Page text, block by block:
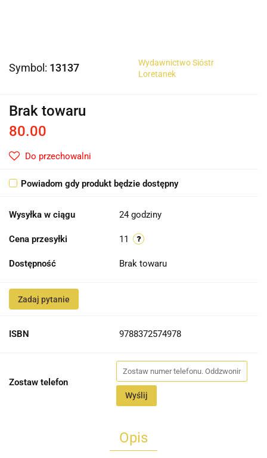
Symbol: 13137
Wydawnictwo Sióstr
Loretanek
Brak towaru
80.00
Do przechowalni
Powiadom gdy produkt będzie dostępny
Wysyłka w ciągu 24 godziny
Cena przesyłki 11
Dostępność Brak towaru
Zadaj pytanie
ISBN 9788372574978
Zostaw telefon
Wyślij
Opis